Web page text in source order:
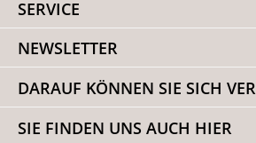
SERVICE
NEWSLETTER
DARAUF KÖNNEN SIE SICH
SIE FINDEN UNS AUCH HIER